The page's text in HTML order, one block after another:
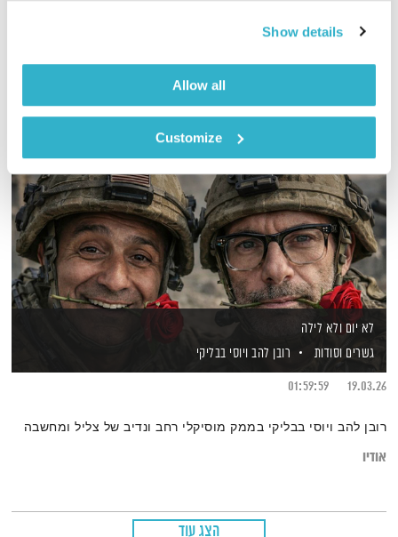
Show details
Allow all
Customize
לא יום ולא לילה
גשרים וסודות
רובן להב ויוסי בבליקי
19.03.26
01:59:59
רובן להב ויוסי בבליקי בממק מוסיקלי רחב ונדיב של צליל ומחשבה
אודיו
הצג עוד